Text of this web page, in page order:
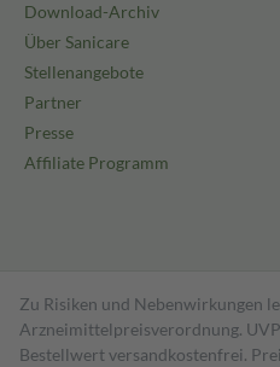
Download-Archiv
Über Sanicare
Stellenangebote
Partner
Presse
Affiliate Programm
Zu Risiken und Nebenwirkungen
Arzneimittelpreisverordnung.
Bestell­wert versand­kosten­frei.